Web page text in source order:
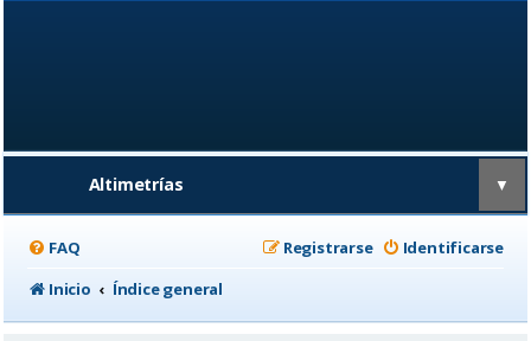
Altimetrías ▼
FAQ Identificarse
Registrarse
Inicio
Índice general